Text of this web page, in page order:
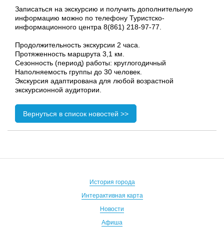
Записаться на экскурсию и получить дополнительную
информацию можно по телефону Туристско-
информационного центра 8(861) 218-97-77.
Продолжительность экскурсии 2 часа.
Протяженность маршрута 3,1 км.
Сезонность (период) работы: круглогодичный
Наполняемость группы до 30 человек.
Экскурсия адаптирована для любой возрастной
экскурсионной аудитории.
Вернуться в список новостей >>
История города
Интерактивная карта
Новости
Афиша